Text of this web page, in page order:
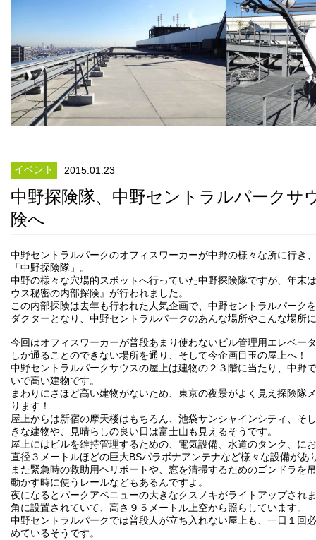
イベント 2015.01.23
中野探険隊、中野セントラルパークサ
険へ
中野セントラルパークのオフィスワーカーが中野の様々な所に行き
「中野探険隊」。
中野の様々な穴場的スポットへ行っていた中野探険隊ですが、年末
ウス秘密の内部探険』が行われました。
この内部探険は去年も行われた人気企画で、中野セントラルパーク
ダクターとなり、中野セントラルパークのあんな場所やこんな場所
今回はオフィスワーカーが普段あまり使わないビル管理用エレベー
しか通ることのできない場所を通り、そして今企画目玉の屋上へ！
中野セントラルパークサウスの屋上は建物の２３階に当たり、中野
いで高い建物です。
まわりにさほど高い建物がないため、東京の夜景がよく見え探険隊
ります！
屋上からは新宿の摩天楼はもちろん、池袋サンシャインシティ、そ
きな建物や、見晴らしの良い日は富士山も見えるそうです。
屋上にはビルを維持管理するための、電気設備、水道のタンク、に
直径３メートルほどの巨大BSパラボナアンテナなど様々な設備があ
また緊急時の救助用ヘリポートや、窓を清掃するためのゴンドラを
動かす時に使うレールなどもあるんですよ。
夜になるとパークアベニューの大きなクスノキがライトアップされ
角に設置されていて、高さ９５メートル上空から照らしています。
中野セントラルパークでは普段人が立ち入れない屋上も、一日１回
めているそうです。